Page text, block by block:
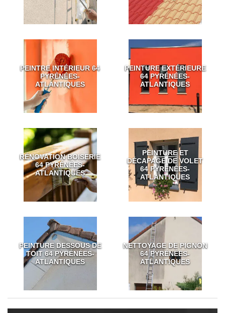
PEINTRE INTÉRIEUR 64
PYRÉNÉES-
ATLANTIQUES
PEINTURE EXTÉRIEURE
64 PYRÉNÉES-
ATLANTIQUES
RÉNOVATION BOISERIE
64 PYRÉNÉES-
ATLANTIQUES
PEINTURE ET
DÉCAPAGE DE VOLET
64 PYRÉNÉES-
ATLANTIQUES
PEINTURE DESSOUS DE
TOIT 64 PYRÉNÉES-
ATLANTIQUES
NETTOYAGE DE PIGNON
64 PYRÉNÉES-
ATLANTIQUES